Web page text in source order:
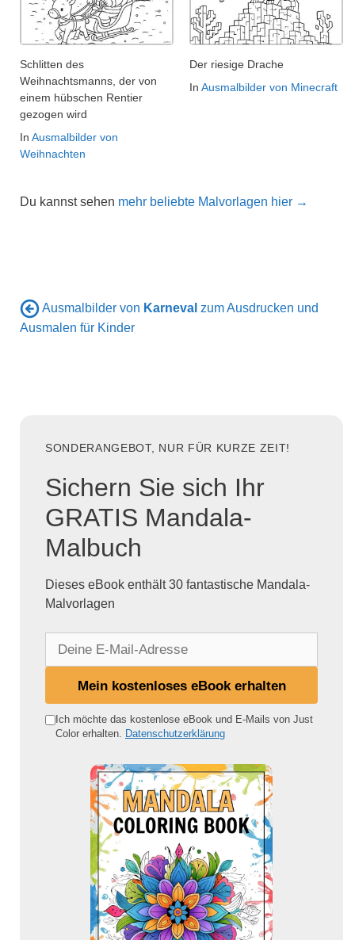
Schlitten des
Weihnachtsmanns, der von
einem hübschen Rentier
gezogen wird
In Ausmalbilder von
Weihnachten
Der riesige Drache
In Ausmalbilder von Minecraft
Du kannst sehen mehr beliebte Malvorlagen hier →
Ausmalbilder von Karneval zum Ausdrucken und
Ausmalen für Kinder
SONDERANGEBOT, NUR FÜR KURZE ZEIT!
Sichern Sie sich Ihr
GRATIS Mandala-
Malbuch
Dieses eBook enthält 30 fantastische Mandala-
Malvorlagen
e
Mein kostenloses eBook erhalten
Ich möchte das kostenlose eBook und E-Mails von Just
Color erhalten.
Datenschutzerklärung